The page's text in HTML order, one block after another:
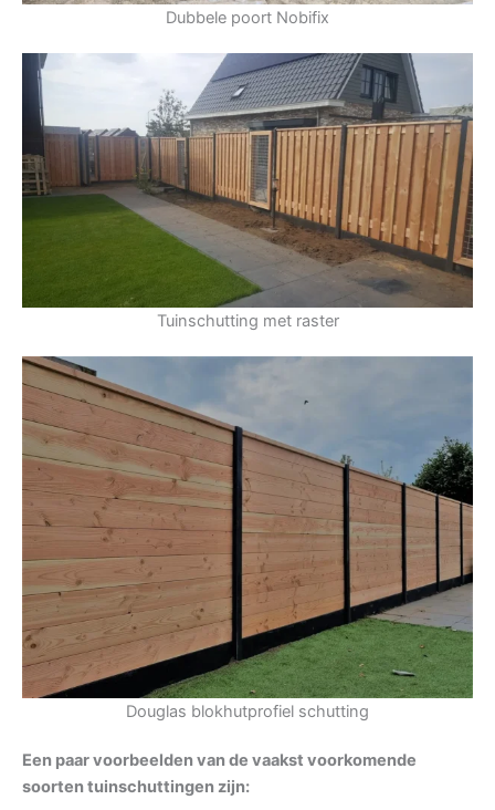
Dubbele poort Nobifix
Tuinschutting met raster
Douglas blokhutprofiel schutting
Een paar voorbeelden van de vaakst voorkomende
soorten tuinschuttingen zijn: